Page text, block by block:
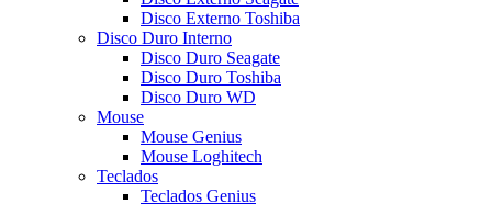
Disco Externo Toshiba
Disco Duro Interno
Disco Duro Seagate
Disco Duro Toshiba
Disco Duro WD
Mouse
Mouse Genius
Mouse Loghitech
Teclados
Teclados Genius